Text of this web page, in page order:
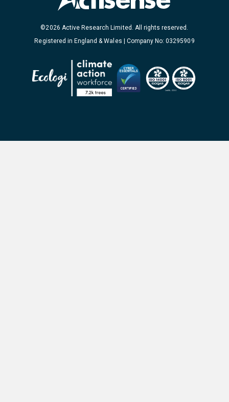
©2026 Active Research Limited. All rights reserved.
Registered in England & Wales | Company No: 03295909